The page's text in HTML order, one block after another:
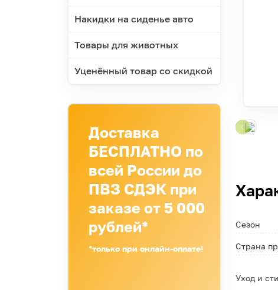
Накидки на сиденье авто
Товары для животных
Уценённый товар со скидкой
Доставка
БЕСПЛАТНО по
всей России до
ПВЗ СДЭК при
заказе от 5 000
рублей*
*только при онлайн-оплате!
Сезон
Страна
Уход и